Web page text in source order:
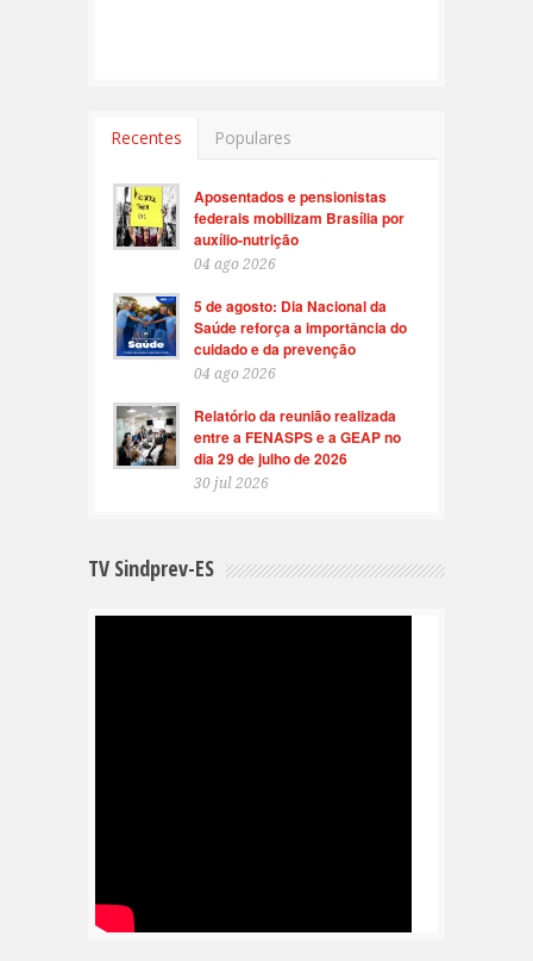
Recentes Populares
Aposentados e pensionistas
federais mobilizam Brasília por
auxílio-nutrição
04 ago 2026
5 de agosto: Dia Nacional da
Saúde reforça a importância do
cuidado e da prevenção
04 ago 2026
Relatório da reunião realizada
entre a FENASPS e a GEAP no
dia 29 de julho de 2026
30 jul 2026
TV Sindprev-ES